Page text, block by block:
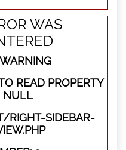
WAS
READ PROPERTY
NULL
RIGHT-SIDEBAR-